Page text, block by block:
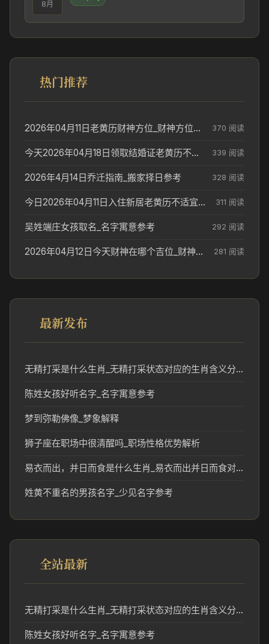
8月
热门推荐
2026年04月11日老黄历财神方位_财神方位与供奉讲究 370 阅读
今天2026年04月18日领取结婚证老黄历不适合吗_领证日期参考 339 阅读
2026年4月14日乔迁指南_搬家择日参考 328 阅读
今日2026年04月11日入住新居老黄历不适宜吗_搬家择日参考 311 阅读
吴姓端庄女孩取名_名字寓意参考 292 阅读
2026年04月12日今天财神在哪个吉位_财神方位参考 281 阅读
最新发布
无精打采是什么生肖_无精打采状态对应的生肖含义分析
陈姓女孩好听名字_名字寓意参考
梦到弥勒佛像_梦象解释
狮子座在职场中很清醒吗_职场性格优势解析
易衣而出，并日而食是什么生肖_易衣而出并日而食对应的生肖含义解析
姓黄不重名的男孩名字_少见名字参考
全站最新
无精打采是什么生肖_无精打采状态对应的生肖含义分析
陈姓女孩好听名字_名字寓意参考